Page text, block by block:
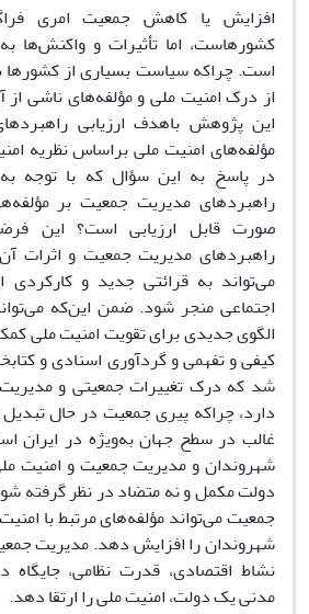
افزایش یا کاهش جمعیت امری
کشورهاست، اما تأثیرات و واکنش‌ها
است. چراکه سیاست بسیاری از کشورها
از درک امنیت ملی و مؤلفه‌های ناشی
این پژوهش باهدف ارزیابی
مؤلفه‌های امنیت ملی براساس نظریه
در پاسخ به این سؤال که با توجه به
راهبردهای مدیریت جمعیت بر
صورت قابل ارزیابی است؟ این
راهبردهای مدیریت جمعیت و اثرات
می‌تواند به قرائتی جدید و کارکردی
اجتماعی منجر شود. ضمن این‌که
الگوی جدیدی برای تقویت امنیت ملی
کیفی و تفهمی و گردآوری اسنادی و
شد که درک تغییرات جمعیتی و
دارد، چراکه پیری جمعیت در حال
غالب در سطح جهان به‌ویژه در ایران
شهروندان و مدیریت جمعیت و امنیت
دولت مکمل و نه متضاد در نظر گرفته
جمعیت می‌تواند مؤلفه‌های مرتبط با
شهروندان را افزایش دهد. مدیریت
نشاط اقتصادی، قدرت نظامی، جایگاه
مدنی یک دولت، امنیت ملی را ارتقا دهد.